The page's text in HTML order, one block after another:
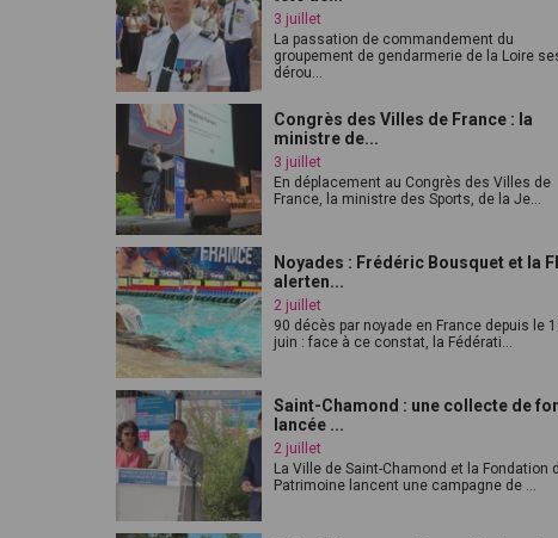
3 juillet
La passation de commandement du
groupement de gendarmerie de la Loire
dérou...
Congrès des Villes de France : la
ministre de...
3 juillet
En déplacement au Congrès des Villes de
France, la ministre des Sports, de la Je...
Noyades : Frédéric Bousquet et la
alerten...
2 juillet
90 décès par noyade en France depuis le
juin : face à ce constat, la Fédérati...
Saint-Chamond : une collecte de
lancée ...
2 juillet
La Ville de Saint-Chamond et la Fondation
Patrimoine lancent une campagne de ...